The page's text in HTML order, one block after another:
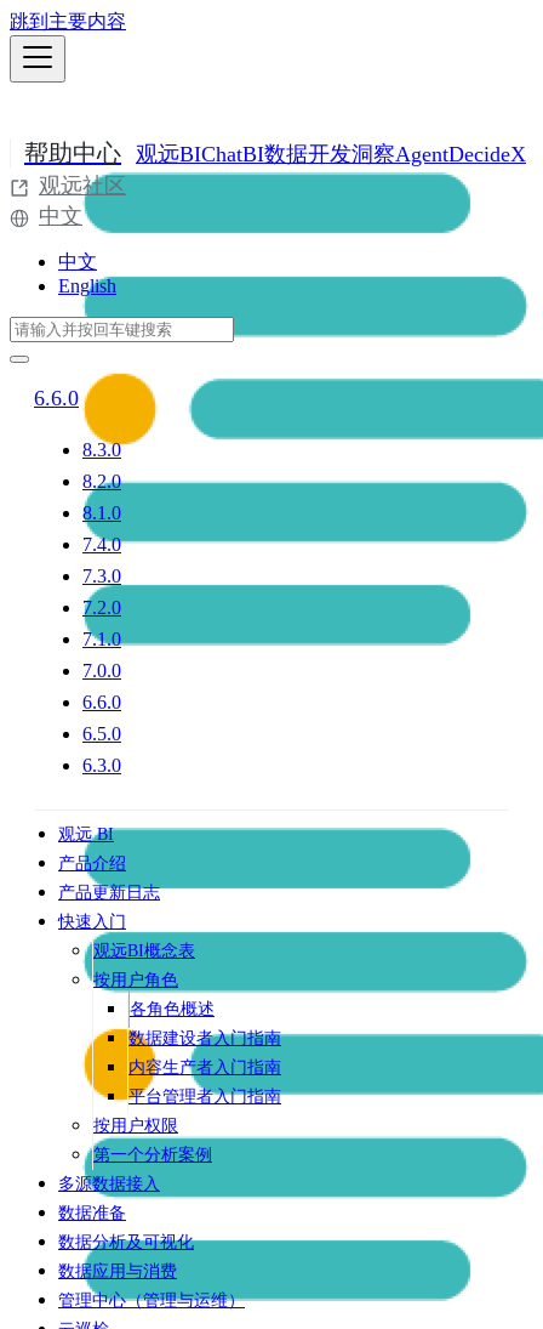
跳到主要内容
帮助中心 观远BIChatBI数据开发洞察AgentDecideX
观远社区
中文
中文
English
6.6.0
8.3.0
8.2.0
8.1.0
7.4.0
7.3.0
7.2.0
7.1.0
7.0.0
6.6.0
6.5.0
6.3.0
观远 BI
产品介绍
产品更新日志
快速入门
观远BI概念表
按用户角色
各角色概述
数据建设者入门指南
内容生产者入门指南
平台管理者入门指南
按用户权限
第一个分析案例
多源数据接入
数据准备
数据分析及可视化
数据应用与消费
管理中心（管理与运维）